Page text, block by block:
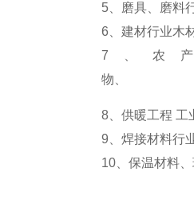
5、磨具、磨料
6 、建材行业木
7 、农
物、
8、供暖工程 工
9 、焊接材料行
10、保温材料